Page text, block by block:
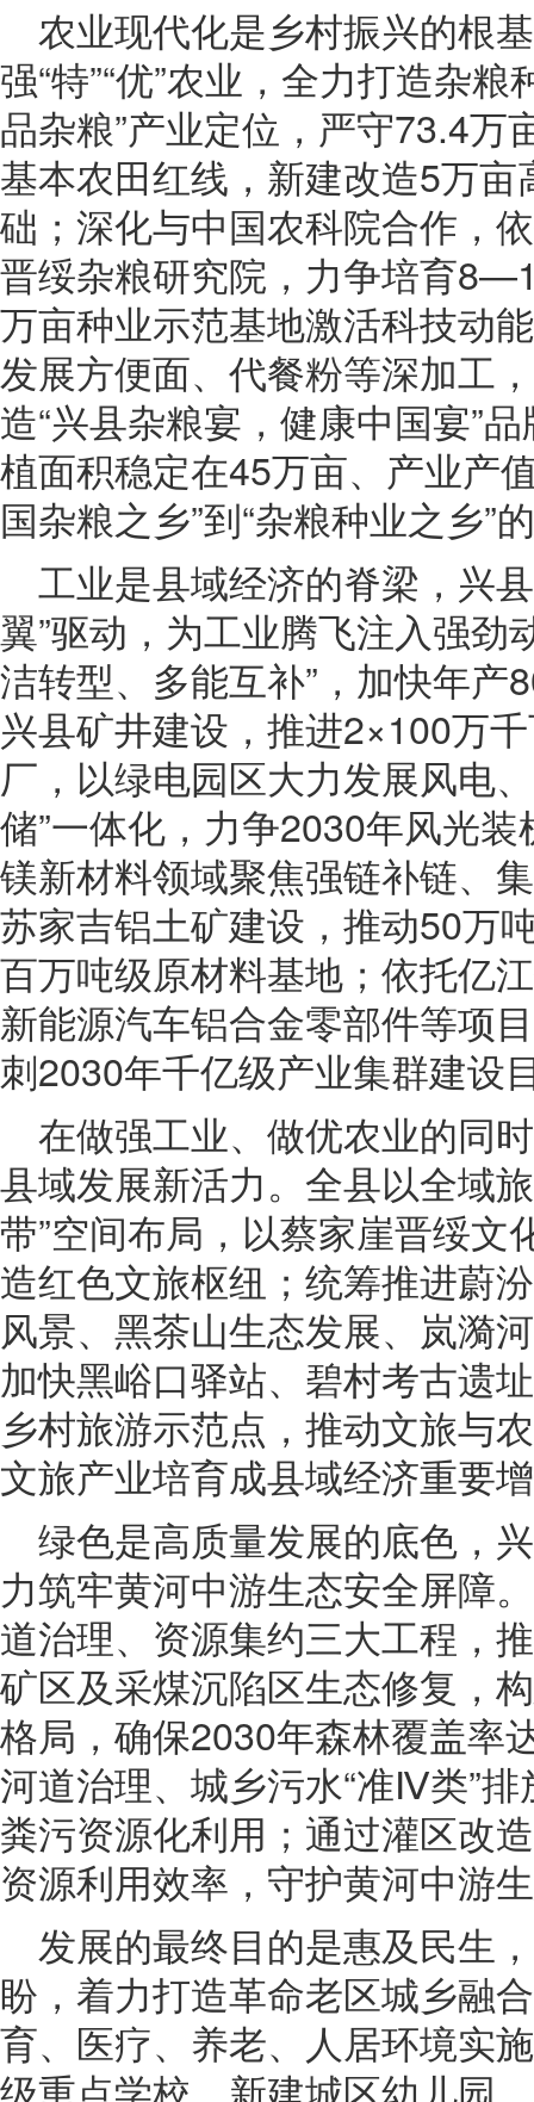
农业现代化是乡村振兴的根
强“特”“优”农业，全力打造杂
品杂粮”产业定位，严守73.4万
基本农田红线，新建改造5万
础；深化与中国农科院合作，
晋绥杂粮研究院，力争培育
万亩种业示范基地激活科技动
发展方便面、代餐粉等深加工
造“兴县杂粮宴，健康中国宴”
植面积稳定在45万亩、产业产
国杂粮之乡”到“杂粮种业之乡”
工业是县域经济的脊梁，兴
翼”驱动，为工业腾飞注入强劲
洁转型、多能互补”，加快年产
兴县矿井建设，推进2×100万
厂，以绿电园区大力发展风电
储”一体化，力争2030年风光
镁新材料领域聚焦强链补链、
苏家吉铝土矿建设，推动50万
百万吨级原材料基地；依托亿
新能源汽车铝合金零部件等项
刺2030年千亿级产业集群建设
在做强工业、做优农业的同
县域发展新活力。全县以全域
带”空间布局，以蔡家崖晋绥文
造红色文旅枢纽；统筹推进蔚
风景、黑茶山生态发展、岚漪
加快黑峪口驿站、碧村考古遗
乡村旅游示范点，推动文旅与
文旅产业培育成县域经济重要
绿色是高质量发展的底色，
力筑牢黄河中游生态安全屏障
道治理、资源集约三大工程，
矿区及采煤沉陷区生态修复，
格局，确保2030年森林覆盖率
河道治理、城乡污水“准Ⅳ类”
粪污资源化利用；通过灌区改
资源利用效率，守护黄河中游
发展的最终目的是惠及民生
盼，着力打造革命老区城乡融
育、医疗、养老、人居环境实
级重点学校、新建城区幼儿园